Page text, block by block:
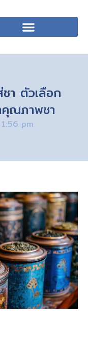
ชา ตัวเลือก
ณภาพชา
1:56 pm